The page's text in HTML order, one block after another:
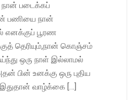
படைக்கப்
பணியை நான்
எனக்குப் பூரண
தெரியும்,நான் கொஞ்சம்
ஒரு நாள் இல்லாமல்
பின் உனக்கு ஒரு புதிய
இதுதான் வாழ்க்கை […]